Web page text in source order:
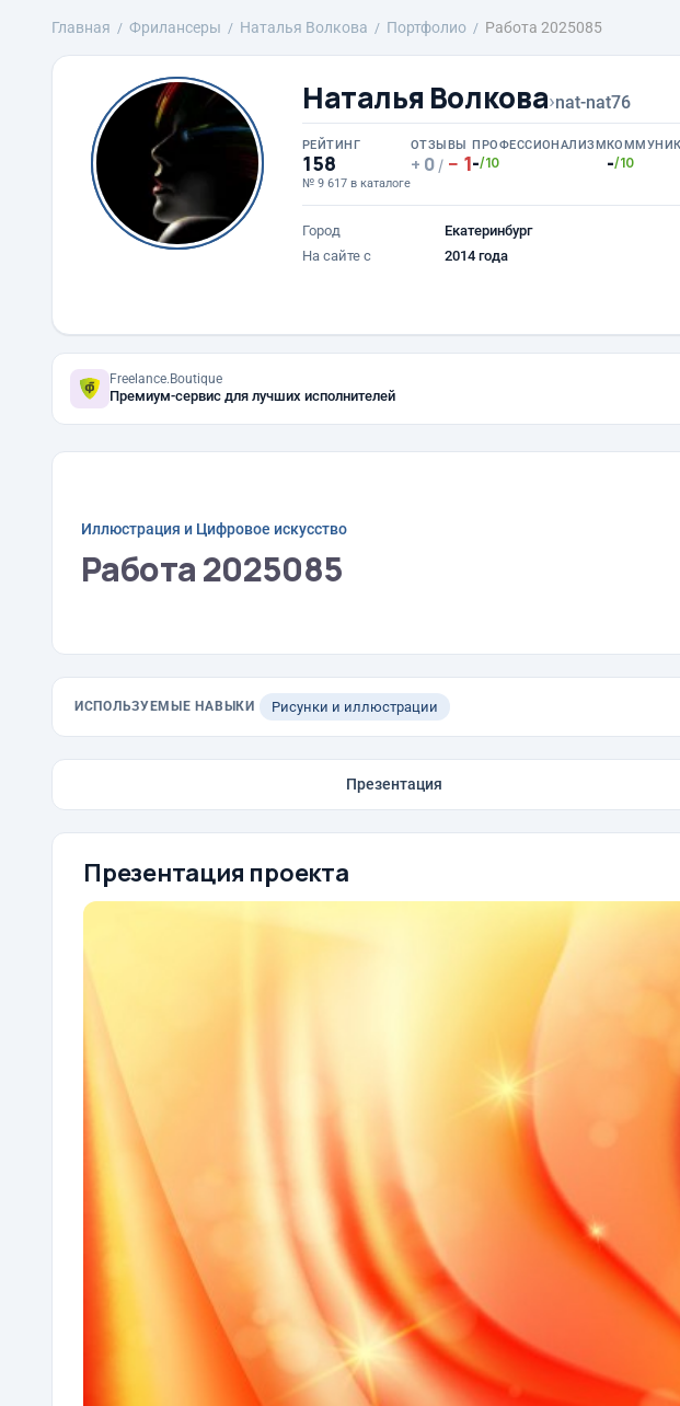
Главная Фрилансеры Наталья Волкова Портфолио Работа 2025085
Наталья Волкова›nat-nat76
РЕЙТИНГ
158
№ 9 617 в каталоге
ОТЗЫВЫ
0 / 1
ПРОФЕССИОНАЛИЗМ
-/10 -/10
Город
Екатеринбург
На сайте с
2014 года
Freelance.Boutique
Премиум-сервис для лучших исполнителей
Иллюстрация и Цифровое искусство
Работа 2025085
ИСПОЛЬЗУЕМЫЕ НАВЫКИ Рисунки и иллюстрации
Презентация
Презентация проекта